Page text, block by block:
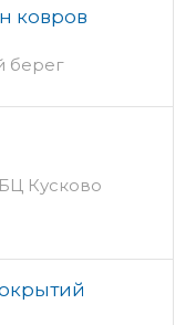
ковров
берег
Кусково